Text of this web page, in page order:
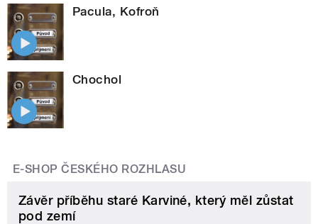
Pacula, Kofroň
Chochol
E-SHOP ČESKÉHO ROZHLASU
Závěr příběhu staré Karviné, který měl zůstat
pod zemí